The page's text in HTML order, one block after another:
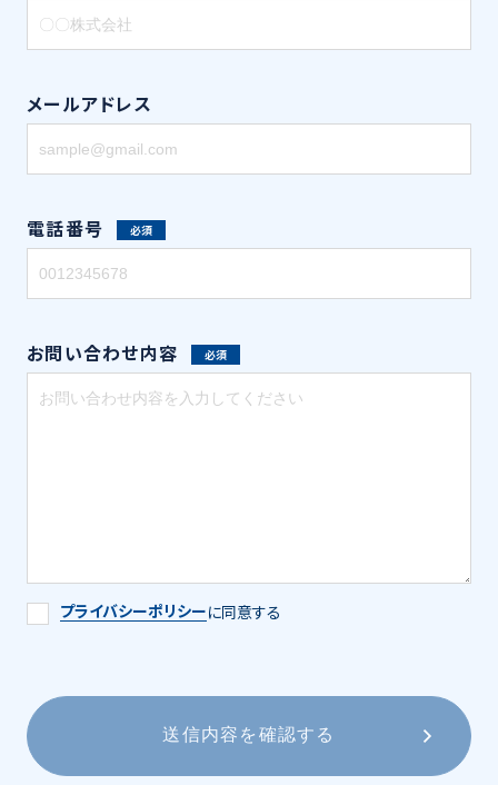
メールアドレス
電話番号 必須
お問い合わせ内容 必須
プライバシーポリシーに同意する